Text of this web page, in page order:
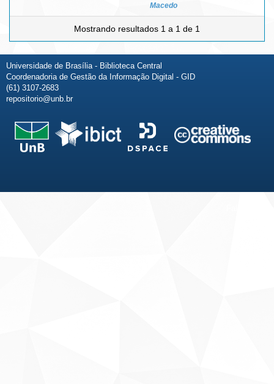
Macedo
Mostrando resultados 1 a 1 de 1
Universidade de Brasília - Biblioteca Central
Coordenadoria de Gestão da Informação Digital - GID
(61) 3107-2683
repositorio@unb.br